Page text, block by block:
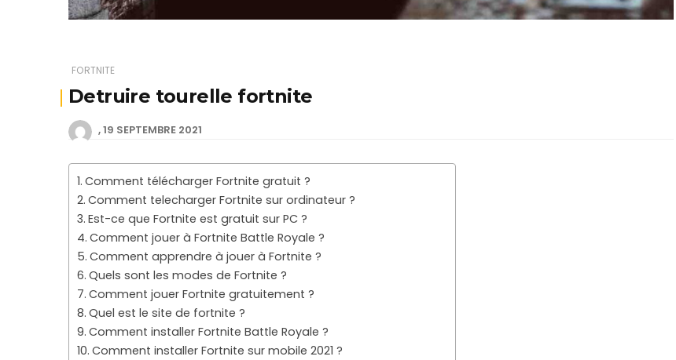
FORTNITE
Detruire tourelle fortnite
19 SEPTEMBRE 2021
Comment télécharger Fortnite gratuit ?
Comment telecharger Fortnite sur ordinateur ?
Est-ce que Fortnite est gratuit sur PC ?
Comment jouer à Fortnite Battle Royale ?
Comment apprendre à jouer à Fortnite ?
Quels sont les modes de Fortnite ?
Comment jouer Fortnite gratuitement ?
Quel est le site de fortnite ?
Comment installer Fortnite Battle Royale ?
Comment installer Fortnite sur mobile 2021 ?